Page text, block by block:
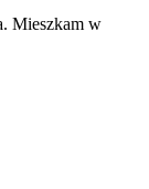
Mieszkam w